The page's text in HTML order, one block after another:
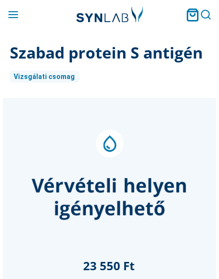
Szabad protein S antigén
Vizsgálati csomag
23 550 Ft